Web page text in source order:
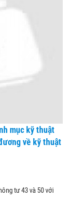
mục kỹ thuật
về kỹ thuật
tư 43 và 50 với